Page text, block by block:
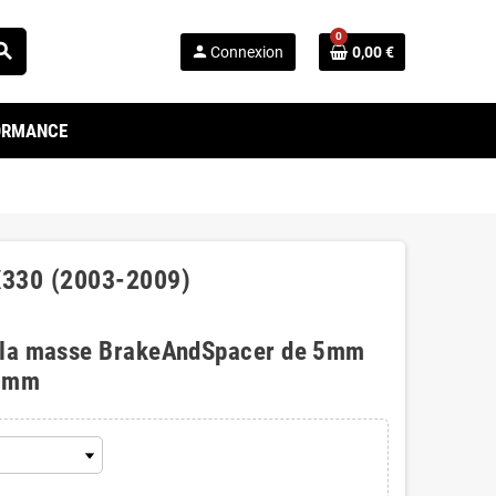
person Connexion
0
0,00 €
(2003-2009)
masse BrakeAndSpacer de 5mm